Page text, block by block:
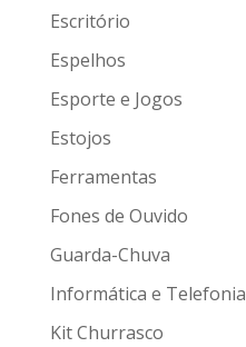
Escritório
Espelhos
Esporte e Jogos
Estojos
Ferramentas
Fones de Ouvido
Guarda-Chuva
Informática e Telefonia
Kit Churrasco